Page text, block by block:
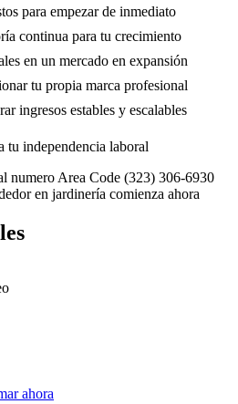
para empezar de inmediato
continua para tu crecimiento
en un mercado en expansión
tu propia marca profesional
ingresos estables y escalables
tu independencia laboral
numero Area Code (323) 306-6930
en jardinería comienza ahora
ahora